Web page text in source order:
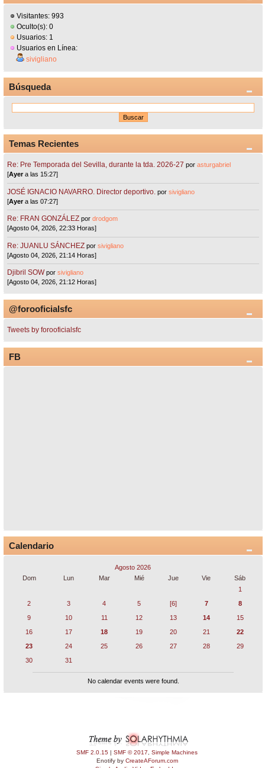
Visitantes: 993
Oculto(s): 0
Usuarios: 1
Usuarios en Línea:
sivigliano
Búsqueda
Temas Recientes
Re: Pre Temporada del Sevilla, durante la tda. 2026-27 porasturgabriel
[Ayera las 15:27]
JOSÉ IGNACIO NAVARRO. Director deportivo. porsivigliano
[Ayera las 07:27]
Re: FRAN GONZÁLEZ pordrodgom
[Agosto 04, 2026, 22:33 Horas]
Re: JUANLU SÁNCHEZ porsivigliano
[Agosto 04, 2026, 21:14 Horas]
Djibril SOW porsivigliano
[Agosto 04, 2026, 21:12 Horas]
@forooficialsfc
Tweets by forooficialsfc
FB
Calendario
Agosto 2026
Dom
Lun Mar Mié Jue Vie
Sáb
1
2
3 4 5 [6] 7
8
9
10 11 12 13 14
15
16
17 18 19 20 21
22
23
24 25 26 27 28
29
30
31
No calendar events were found.
SMF 2.0.15 | SMF © 2017
Simple Machines
Enotify by CreateAForum.com